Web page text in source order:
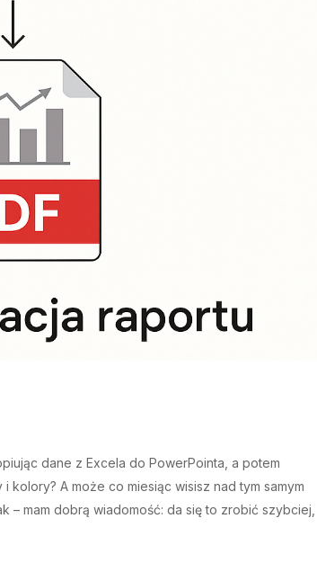
dane z Excela do PowerPointa, a potem
A może co miesiąc wisisz nad tym samym
– mam dobrą wiadomość: da się to zrobić szybciej,